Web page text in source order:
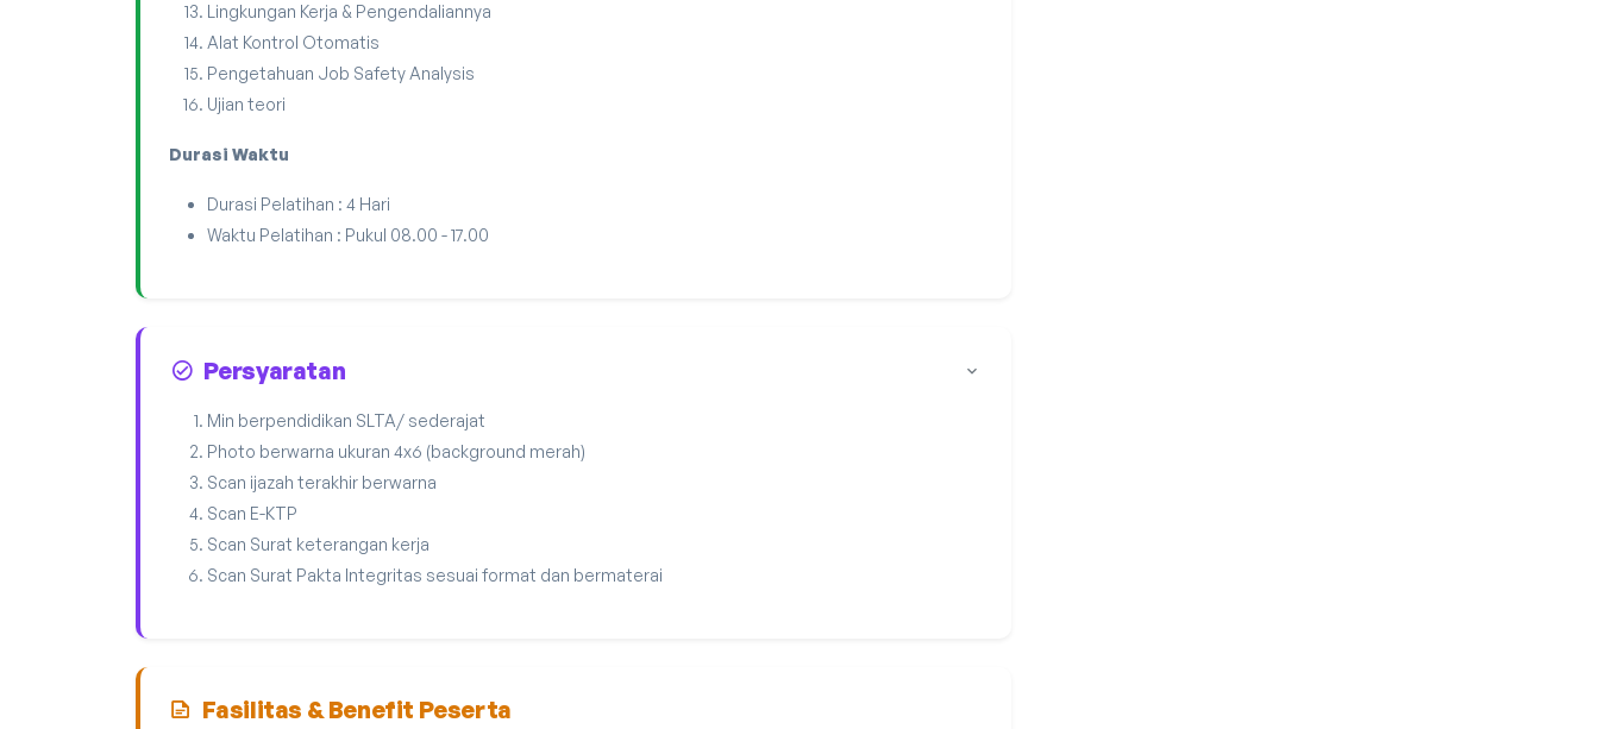
Lingkungan Kerja & Pengendaliannya
Alat Kontrol Otomatis
Pengetahuan Job Safety Analysis
Ujian teori
Durasi Waktu
Durasi Pelatihan : 4 Hari
Waktu Pelatihan : Pukul 08.00 - 17.00
Persyaratan
Min berpendidikan SLTA/ sederajat
Photo berwarna ukuran 4x6 (background merah)
Scan ijazah terakhir berwarna
Scan E-KTP
Scan Surat keterangan kerja
Scan Surat Pakta Integritas sesuai format dan bermaterai
Fasilitas & Benefit Peserta